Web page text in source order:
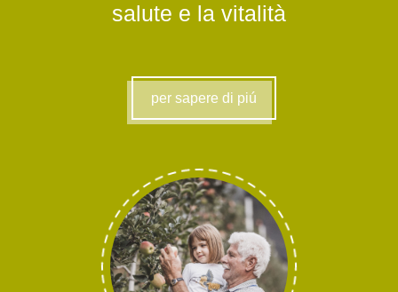
salute e la vitalità
per sapere di piú